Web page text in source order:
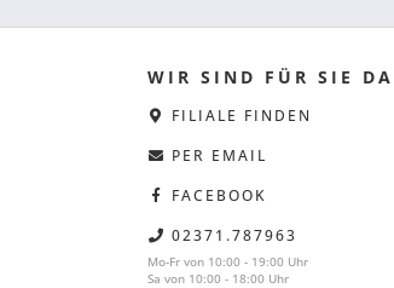
WIR SIND FÜR SIE DA
FILIALE FINDEN
PER EMAIL
FACEBOOK
02371.787963
Mo-Fr von 10:00 - 19:00 Uhr
Sa von 10:00 - 18:00 Uhr